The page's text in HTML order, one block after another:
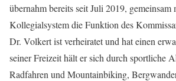
übernahm bereits seit Juli 2019,
Kollegialsystem die Funktion des
Dr. Volkert ist verheiratet und hat einen
seiner Freizeit hält er sich durch sportliche
Radfahren und Mountainbiking,